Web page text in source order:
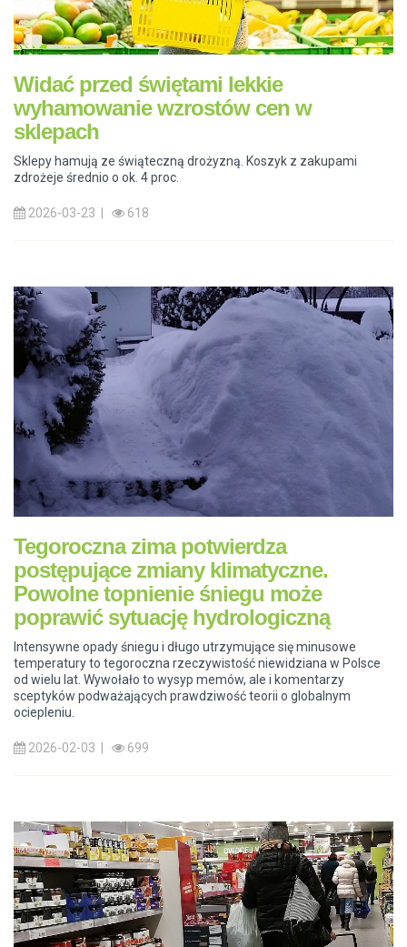
Widać przed świętami lekkie
wyhamowanie wzrostów cen w
sklepach
Sklepy hamują ze świąteczną drożyzną. Koszyk z zakupami
zdrożeje średnio o ok. 4 proc.
2026-03-23 | 618
Tegoroczna zima potwierdza
postępujące zmiany klimatyczne.
Powolne topnienie śniegu może
poprawić sytuację hydrologiczną
Intensywne opady śniegu i długo utrzymujące się minusowe
temperatury to tegoroczna rzeczywistość niewidziana w Polsce
od wielu lat. Wywołało to wysyp memów, ale i komentarzy
sceptyków podważających prawdziwość teorii o globalnym
ociepleniu.
2026-02-03 | 699